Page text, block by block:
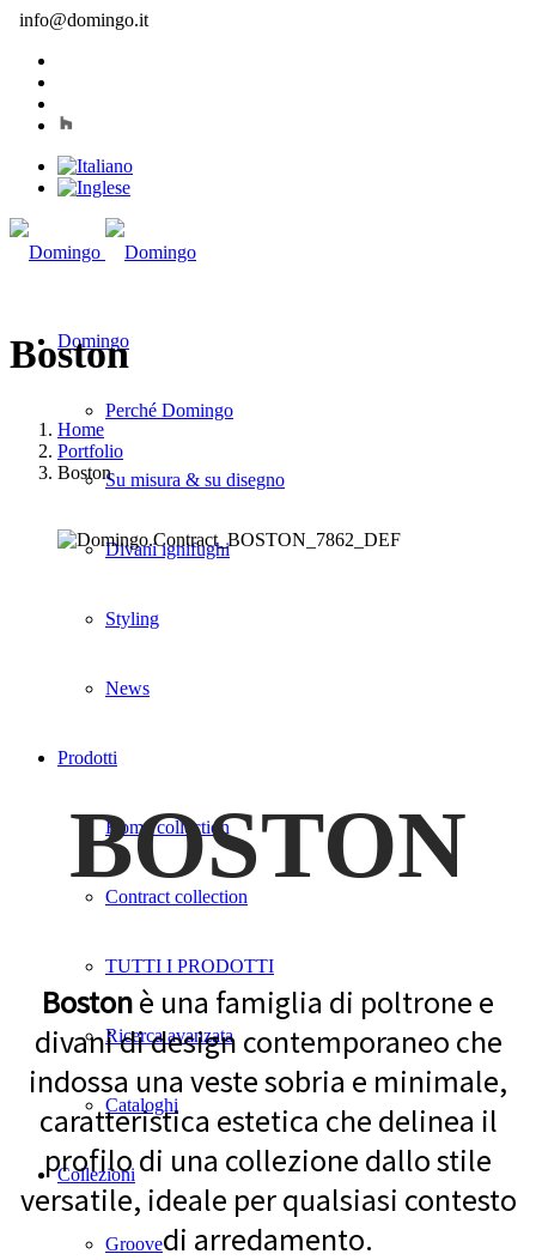
info@domingo.it
Domingo
Perché Domingo
Su misura & su disegno
Divani ignifughi
Styling
News
Prodotti
Home collection
Contract collection
TUTTI I PRODOTTI
Ricerca avanzata
Cataloghi
Collezioni
Groove
Boston
Home
Portfolio
Boston
BOSTON
Bostonè una famiglia di poltrone e
divani di design contemporaneo che
indossa una veste sobria e minimale,
caratteristica estetica che delinea il
profilo di una collezione dallo stile
versatile, ideale per qualsiasi contesto
di arredamento.